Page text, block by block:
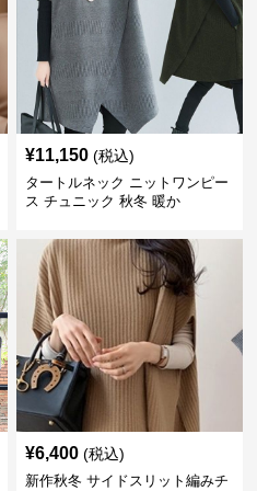
¥11,150 (税込)
タートルネック ニットワンピー
ス チュニック 秋冬 暖か
¥6,400 (税込)
新作秋冬 サイドスリット編みチ